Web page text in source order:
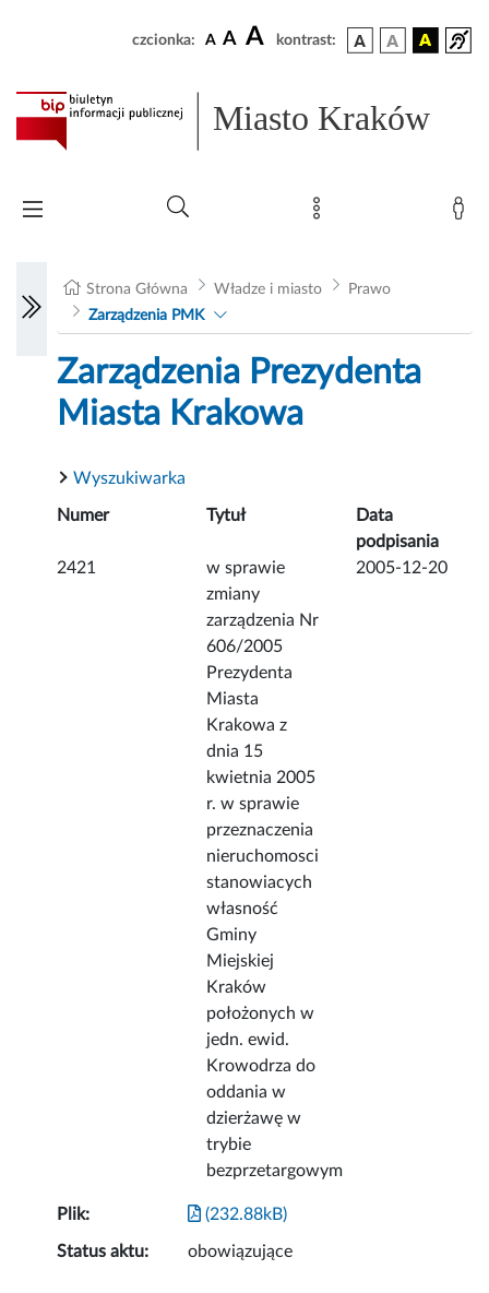
czcionka: A A A kontrast:
Miasto Kraków
Strona Główna Władze i miasto
Prawo
Zarządzenia PMK
Zarządzenia Prezydenta
Miasta Krakowa
Wyszukiwarka
Numer Tytuł
Data
podpisania
2421
w sprawie
zmiany
zarządzenia Nr
606/2005
Prezydenta
Miasta
Krakowa z
dnia 15
kwietnia 2005
r. w sprawie
przeznaczenia
nieruchomosci
stanowiacych
własność
Gminy
Miejskiej
Kraków
położonych w
jedn. ewid.
Krowodrza do
oddania w
dzierżawę w
trybie
bezprzetargowym
2005-12-20
Plik: (232.88kB)
Status aktu: obowiązujące